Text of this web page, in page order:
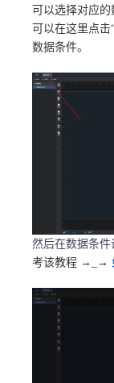
可以选择对应的
可以在这里点击
数据条件。
然后在数据条
考该教程 →_→